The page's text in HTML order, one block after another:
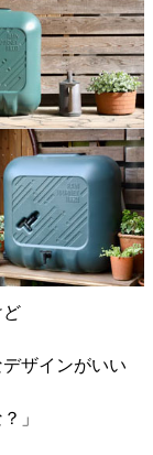
ど
ザインがいい
」